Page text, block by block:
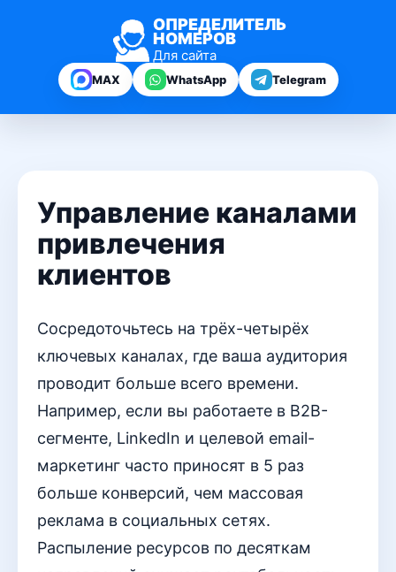
ОПРЕДЕЛИТЕЛЬ
НОМЕРОВ
Для сайта
MAX WhatsApp Telegram
Управление каналами
привлечения
клиентов
Сосредоточьтесь на трёх-четырёх
ключевых каналах, где ваша аудитория
проводит больше всего времени.
Например, если вы работаете в B2B-
сегменте, LinkedIn и целевой email-
маркетинг часто приносят в 5 раз
больше конверсий, чем массовая
реклама в социальных сетях.
Распыление ресурсов по десяткам